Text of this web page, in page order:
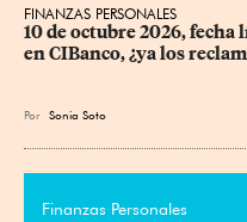
FINANZAS PERSONALES
10 de octubre 2026,
en CIBanco, ¿ya los
Por Sonia Soto
Finanzas Personales